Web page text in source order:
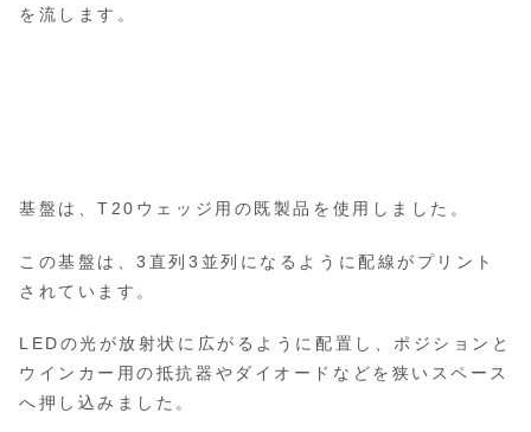
を流します。
基盤は、T20ウェッジ用の既製品を使用しました。
この基盤は、3直列3並列になるように配線がプリント
されています。
LEDの光が放射状に広がるように配置し、ポジションと
ウインカー用の抵抗器やダイオードなどを狭いスペース
へ押し込みました。